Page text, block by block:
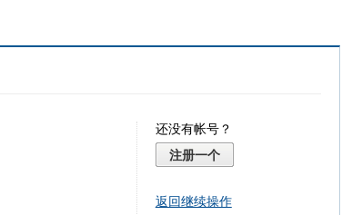
还没有帐号？
注册一个
返回继续操作